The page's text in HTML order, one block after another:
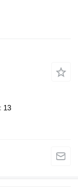
13